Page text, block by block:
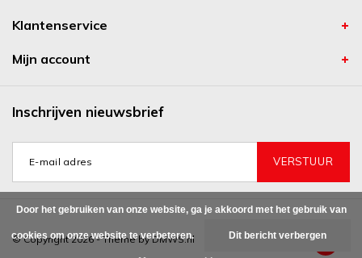
Klantenservice
Mijn account
Inschrijven nieuwsbrief
VERSTUUR
© Copyright 2026 - Theme byDMWS.nl
Door het gebruiken van onze website, ga je akkoord met het gebruik van
cookies om onze website te verbeteren. Dit bericht verbergen